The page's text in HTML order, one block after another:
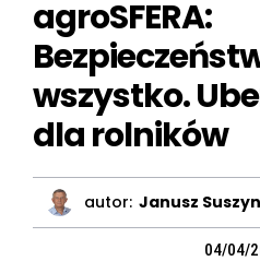
agroSFERA:
wszystko.
dla rolników
autor: Janusz
04/04/